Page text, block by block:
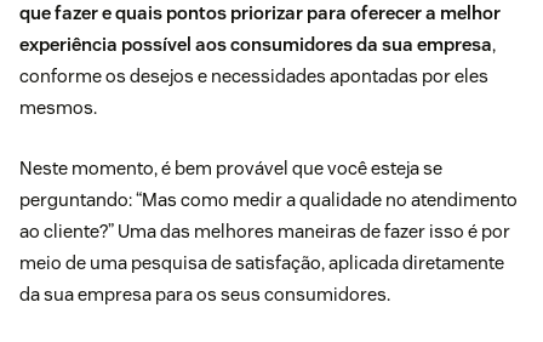
que fazer e quais pontos priorizar para oferecer a melhor
experiência possível aos consumidores da sua empresa,
conforme os desejos e necessidades apontadas por eles
mesmos.
Neste momento, é bem provável que você esteja se
perguntando: “Mas como medir a qualidade no atendimento
ao cliente?” Uma das melhores maneiras de fazer isso é por
meio de uma pesquisa de satisfação, aplicada diretamente
da sua empresa para os seus consumidores.